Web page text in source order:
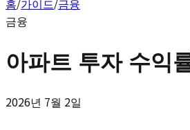
홈/가이드/금융
금융
아파트 투자 수익
2026년 7월 2일